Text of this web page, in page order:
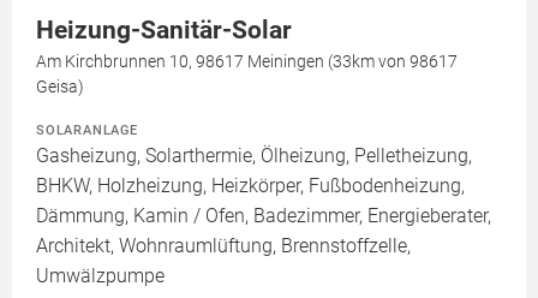
Heizung-Sanitär-Solar
Am Kirchbrunnen 10, 98617 Meiningen (33km von 98617
Geisa)
SOLARANLAGE
Gasheizung, Solarthermie, Ölheizung, Pelletheizung,
BHKW, Holzheizung, Heizkörper, Fußbodenheizung,
Dämmung, Kamin / Ofen, Badezimmer, Energieberater,
Architekt, Wohnraumlüftung, Brennstoffzelle,
Umwälzpumpe